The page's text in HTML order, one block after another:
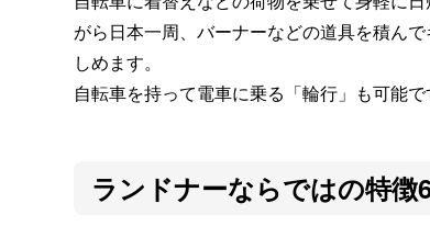
関連記事
がら日本一周、バーナーなどの道具を積ん
しめます。
自転車を持って電車に乗る「輪行」も可能で
ランドナーならではの特徴